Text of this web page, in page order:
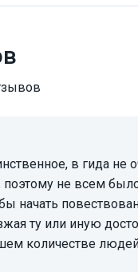
поэтому не всем
начать
ту или иную
количестве